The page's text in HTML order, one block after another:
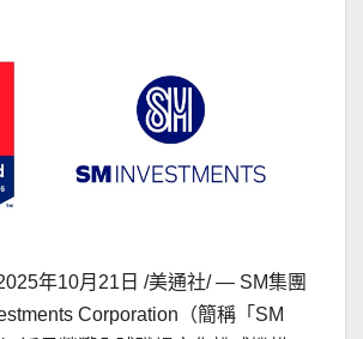
年10月21日 /美通社/ — SM集團
Corporation（簡稱「SM